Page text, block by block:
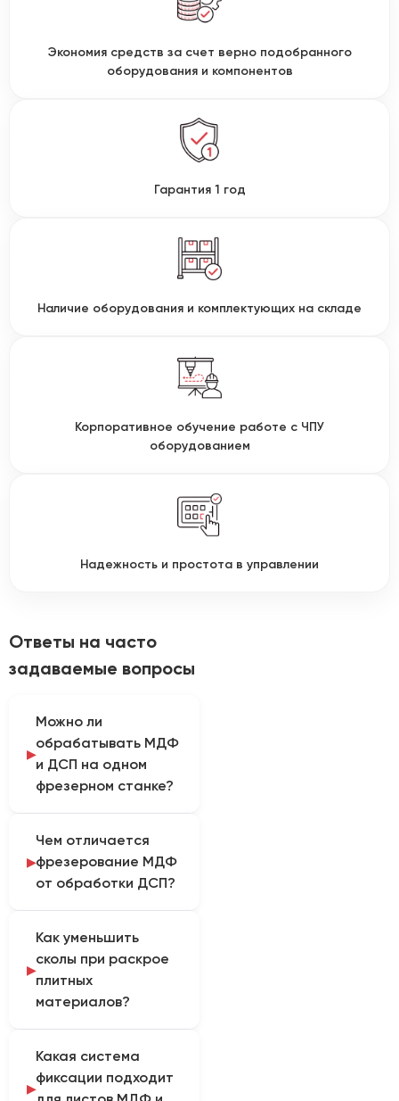
Экономия средств за счет верно подобранного
оборудования и компонентов
Гарантия 1 год
Наличие оборудования и комплектующих на складе
Корпоративное обучение работе с ЧПУ
оборудованием
Надежность и простота в управлении
Ответы на часто
задаваемые вопросы
Можно ли
обрабатывать МДФ
и ДСП на одном
фрезерном станке?
рассчитана на
древесные плитные
материалы и
Для каждого материала
отдельно подбирают
инструмент, глубину
прохода и режимы,
поскольку МДФ и ДСП
различаются по
связующему.
Чем отличается
фрезерование МДФ
от обработки ДСП?
однородную структуру
и обычно позволяет
получать
предсказуемую
частицы и клеевые
включения, поэтому
Как уменьшить
сколы при раскрое
плитных
материалов?
острый инструмент
подходящей геометрии,
Какая система
фиксации подходит